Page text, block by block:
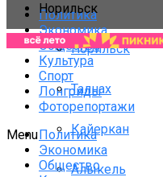
Политика
Экономика
Общество
Культура
Спорт
Лонгриды
Фоторепортажи
Menu
Норильск
Норильск
Талнах
Кайеркан
Алыкель
Политика
Экономика
Общество